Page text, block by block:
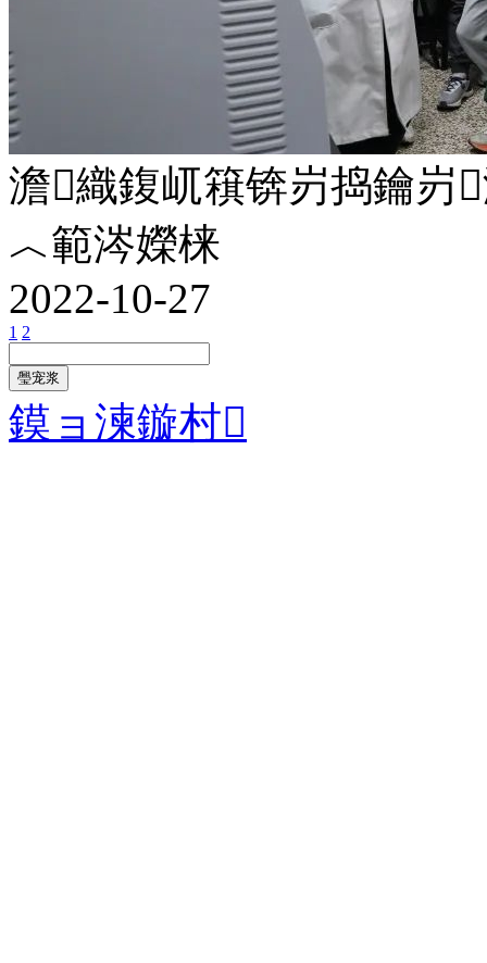
澹織鍑屼簯锛岃捣鑰岃
︿範涔嬫梾
2022-10-27
1 2
璺宠浆
鏌ョ湅鏇村